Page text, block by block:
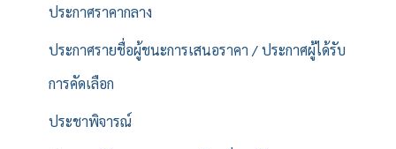
ประกาศราคากลาง
ประกาศรายชื่อผู้ชนะการเสนอราคา / ประกาศผู้ได้รับ
การคัดเลือก
ประชาพิจารณ์